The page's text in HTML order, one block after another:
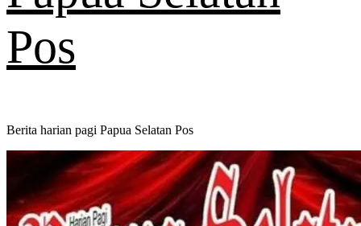
Pos
Berita harian pagi Papua Selatan Pos
Primary